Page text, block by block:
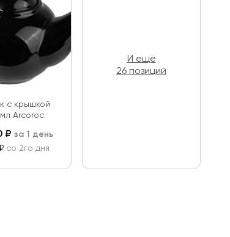
с крышкой
Arcoroc
₽ за 1 день
со 2го дня
И ещё
26 позиций